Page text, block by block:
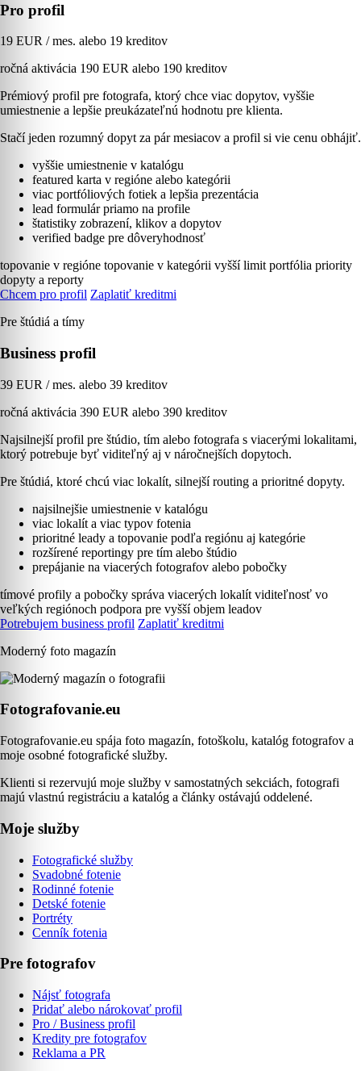
Pro profil
19 EUR / mes. alebo 19 kreditov
ročná aktivácia 190 EUR alebo 190 kreditov
Prémiový profil pre fotografa, ktorý chce viac dopytov, vyššie
umiestnenie a lepšie preukázateľnú hodnotu pre klienta.
Stačí jeden rozumný dopyt za pár mesiacov a profil si vie cenu obhájiť.
vyššie umiestnenie v katalógu
featured karta v regióne alebo kategórii
viac portfóliových fotiek a lepšia prezentácia
lead formulár priamo na profile
štatistiky zobrazení, klikov a dopytov
verified badge pre dôveryhodnosť
topovanie v regióne topovanie v kategórii vyšší limit portfólia priority
dopyty a reporty
Chcem pro profil Zaplatiť kreditmi
Pre štúdiá a tímy
Business profil
39 EUR / mes. alebo 39 kreditov
ročná aktivácia 390 EUR alebo 390 kreditov
Najsilnejší profil pre štúdio, tím alebo fotografa s viacerými lokalitami,
ktorý potrebuje byť viditeľný aj v náročnejších dopytoch.
Pre štúdiá, ktoré chcú viac lokalít, silnejší routing a prioritné dopyty.
najsilnejšie umiestnenie v katalógu
viac lokalít a viac typov fotenia
prioritné leady a topovanie podľa regiónu aj kategórie
rozšírené reportingy pre tím alebo štúdio
prepájanie na viacerých fotografov alebo pobočky
tímové profily a pobočky správa viacerých lokalít viditeľnosť vo
veľkých regiónoch podpora pre vyšší objem leadov
Potrebujem business profil Zaplatiť kreditmi
Moderný foto magazín
Fotografovanie.eu
Fotografovanie.eu spája foto magazín, fotoškolu, katalóg fotografov a
moje osobné fotografické služby.
Klienti si rezervujú moje služby v samostatných sekciách, fotografi
majú vlastnú registráciu a katalóg a články ostávajú oddelené.
Moje služby
Fotografické služby
Svadobné fotenie
Rodinné fotenie
Detské fotenie
Portréty
Cenník fotenia
Pre fotografov
Nájsť fotografa
Pridať alebo nárokovať profil
Pro / Business profil
Kredity pre fotografov
Reklama a PR